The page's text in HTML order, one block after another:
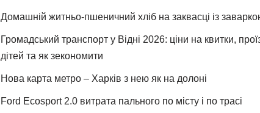
Домашній житньо-пшеничний хліб на заквасці із
Громадський транспорт у Відні 2026: ціни на квитки,
дітей та як зекономити
Нова карта метро – Харків з нею як на долоні
Ford Ecosport 2.0 витрата пального по місту і по трасі